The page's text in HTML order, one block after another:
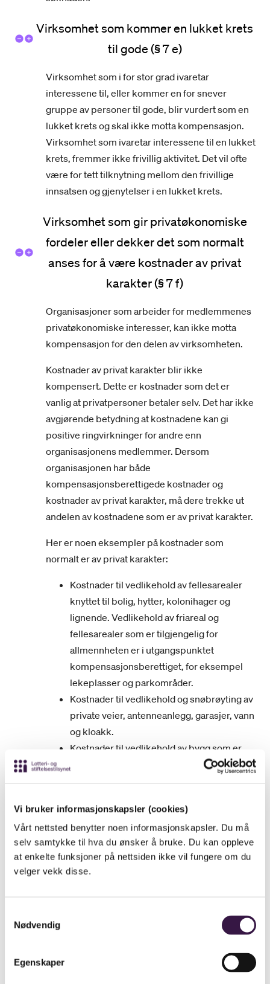
Vi bruker informasjonskapsler (cookies)
Vårt nettsted benytter noen informasjonskapsler. Du må
selv samtykke til hva du ønsker å bruke. Du kan oppleve
at enkelte funksjoner på nettsiden ikke vil fungere om du
velger vekk disse.
Nødvendig
Egenskaper
Virksomhet som kommer en lukket krets
til gode (§ 7 e)
Virksomhet som i for stor grad ivaretar
interessene til, eller kommer en for snever
gruppe av personer til gode, blir vurdert som en
lukket krets og skal ikke motta kompensasjon.
Virksomhet som ivaretar interessene til en lukket
krets, fremmer ikke frivillig aktivitet. Det vil ofte
være for tett tilknytning mellom den frivillige
innsatsen og gjenytelser i en lukket krets.
Virksomhet som gir privatøkonomiske
fordeler eller dekker det som normalt
anses for å være kostnader av privat
karakter (§ 7 f)
Organisasjoner som arbeider for medlemmenes
privatøkonomiske interesser, kan ikke motta
kompensasjon for den delen av virksomheten.
Kostnader av privat karakter blir ikke
kompensert. Dette er kostnader som det er
vanlig at privatpersoner betaler selv. Det har ikke
avgjørende betydning at kostnadene kan gi
positive ringvirkninger for andre enn
organisasjonens medlemmer. Dersom
organisasjonen har både
kompensasjonsberettigede kostnader og
kostnader av privat karakter, må dere trekke ut
andelen av kostnadene som er av privat karakter.
Her er noen eksempler på kostnader som
normalt er av privat karakter:
Kostnader til vedlikehold av fellesarealer
knyttet til bolig, hytter, kolonihager og
lignende. Vedlikehold av friareal og
fellesarealer som er tilgjengelig for
allmennheten er i utgangspunktet
kompensasjonsberettiget, for eksempel
lekeplasser og parkområder.
Kostnader til vedlikehold og snøbrøyting av
private veier, antenneanlegg, garasjer, vann
og kloakk.
Kostnader til vedlikehold av bygg som er
eid av privatpersoner eller private bedrifter.
Kostnadene til turen må vurderes opp mot
formålet og virksomheten til
organisasjonen. Om dere er usikre på om
reisen kan inkluderes i søknaden, kan dere
legge ved en beskrivelse av reisen og
båt, inkludert kostnader knyttet til å tilby
båtplass til medlemmer. For eksempel